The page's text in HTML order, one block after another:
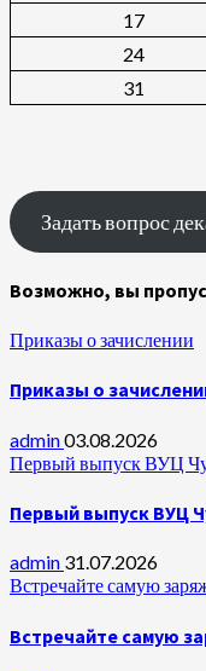
17
24
31
Задать вопрос
Возможно, вы
Приказы о зачислении
Приказы о
admin03.08.2026
Первый выпуск ВУЦ
Первый выпуск ВУЦ
admin 31.07.2026
Встречайте самую
Встречайте самую